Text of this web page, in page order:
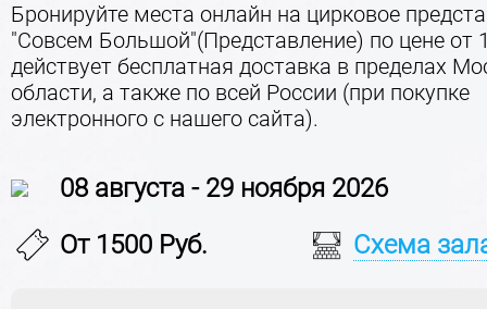
Бронируйте места онлайн на цирковое
"Совсем Большой"(Представление) по цене от
действует бесплатная доставка в пределах
области, а также по всей России (при покупке
электронного с нашего сайта).
08 августа - 29 ноября 2026
От 1500 Руб.
Схема